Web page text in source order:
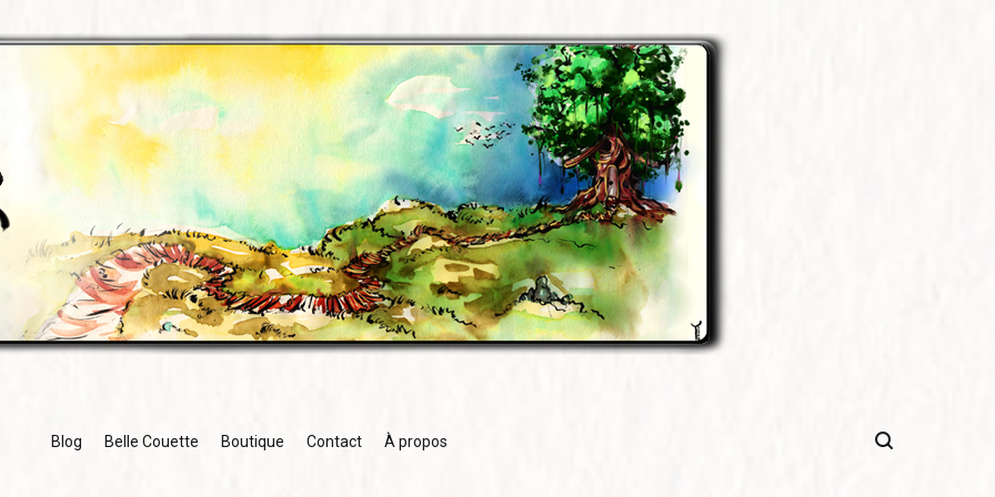
Blog Belle Couette Boutique Contact À propos